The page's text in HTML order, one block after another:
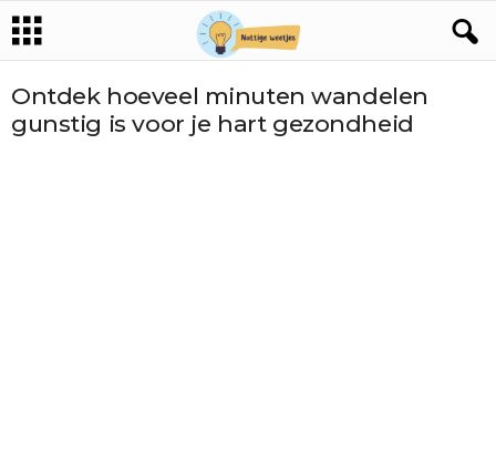
Ontdek hoeveel minuten wandelen
gunstig is voor je hart gezondheid